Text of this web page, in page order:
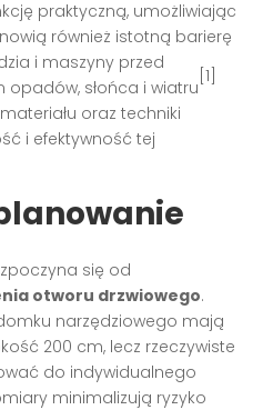
praktyczną, umożliwiając
również istotną barierę
i maszyny przed
opadów, słońca i wiatru
[1]
oraz techniki
i efektywność tej
się od
otworu drzwiowego.
narzędziowego mają
200 cm, lecz rzeczywiste
do indywidualnego
minimalizują ryzyko